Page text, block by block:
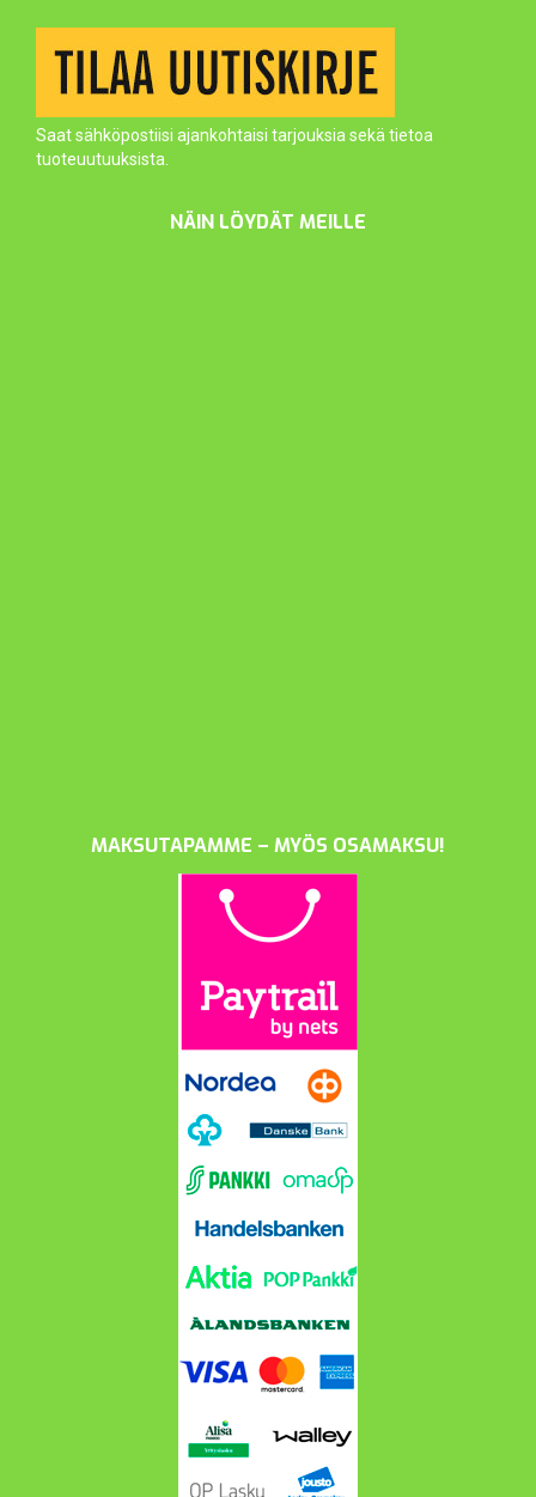
Saat sähköpostiisi ajankohtaisi tarjouksia sekä tietoa
tuoteuutuuksista.
NÄIN LÖYDÄT MEILLE
MAKSUTAPAMME – MYÖS OSAMAKSU!